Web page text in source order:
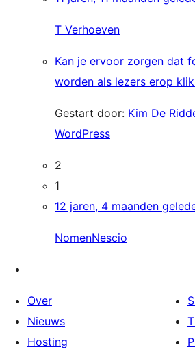
T Verhoeven
Kan je ervoor zorgen dat
worden als lezers erop
Gestart door: Kim De
WordPress
2
1
12 jaren, 4 maanden
NomenNescio
Over
Nieuws
Hosting